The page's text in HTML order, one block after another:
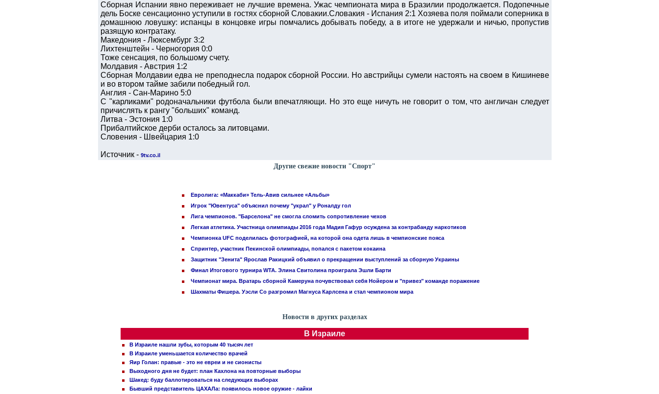
Сборная Испании явно переживает не лучшие времена. Ужас чемпионата мира в Бразилии продолжается. Подопечные
дель Боске сенсационно уступили в гостях сборной Словакии.Словакия - Испания 2:1 Хозяева поля поймали соперника в
домашнюю ловушку: испанцы в концовке игры помчались добывать победу, а в итоге не удержали и ничью, пропустив
разящую контратаку.
Македония - Люксембург 3:2
Лихтенштейн - Черногория 0:0
Тоже сенсация, по большому счету.
Молдавия - Австрия 1:2
Сборная Молдавии едва не преподнесла подарок сборной России. Но австрийцы сумели настоять на своем в Кишиневе
и во втором тайме забили победный гол.
Англия - Сан-Марино 5:0
С "карликами" родоначальники футбола были впечатляющи. Но это еще ничуть не говорит о том, что англичан следует
причислять к рангу "больших" команд.
Литва - Эстония 1:0
Прибалтийское дерби осталось за литовцами.
Словения - Швейцария 1:0
Источник - 9tv.co.il
Другие свежие новости "Спорт"
Евролига: «Маккаби» Тель-Авив сильнее «Альбы»
Игрок "Ювентуса" объяснил почему "украл" у Роналду гол
Лига чемпионов. "Барселона" не смогла сломить сопротивление чехов
Легкая атлетика. Участница олимпиады 2016 года Мадия Гафур осуждена за контрабанду наркотиков
Чемпионка UFC поделилась фотографией, на которой она одета лишь в чемпионские пояса
Спринтер, участник Пекинской олимпиады, попался с пакетом кокаина
Защитник "Зенита" Ярослав Ракицкий объявил о прекращении выступлений за сборную Украины
Финал Итогового турнира WTA. Элина Свитолина проиграла Эшли Барти
Чемпионат мира. Вратарь сборной Камеруна почувствовал себя Нойером и "привез" команде поражение
Шахматы Фишера. Уэсли Со разгромил Магнуса Карлсена и стал чемпионом мира
Новости в других разделах
В Израиле
В Израиле нашли зубы, которым 40 тысяч лет
В Израиле уменьшается количество врачей
Яир Голан: правые - это не евреи и не сионисты
Выходного дня не будет: план Кахлона на повторные выборы
Шакед: буду баллотироваться на следующих выборах
Бывший представитель ЦАХАЛа: появилось новое оружие - лайки